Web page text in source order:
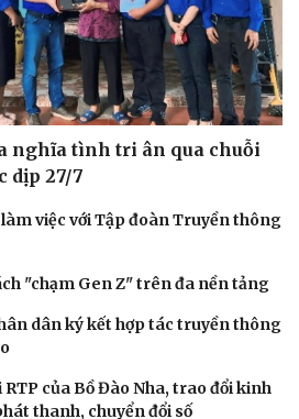
nghĩa tình tri ân qua chuỗi
dịp 27/7
việc với Tập đoàn Truyền thông
"chạm Gen Z" trên đa nền tảng
dân ký kết hợp tác truyền thông
RTP của Bồ Đào Nha, trao đổi kinh
thanh, chuyển đổi số